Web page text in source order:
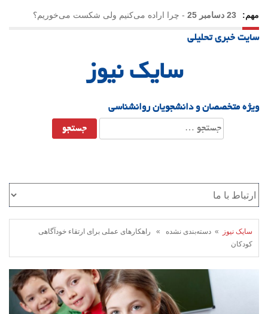
مهم: 23 دسامبر 25 - چرا اراده می‌کنیم ولی شکست می‌خوریم؟
21 دسامبر 25
سایت خبری تحلیلی
سایک نیوز
ویژه متخصصان و دانشجویان روانشناسی
جستجو
برای:
سایک نیوز
» دسته‌بندی نشده » راهکارهای عملی برای ارتقاء خودآگاهی
کودکان